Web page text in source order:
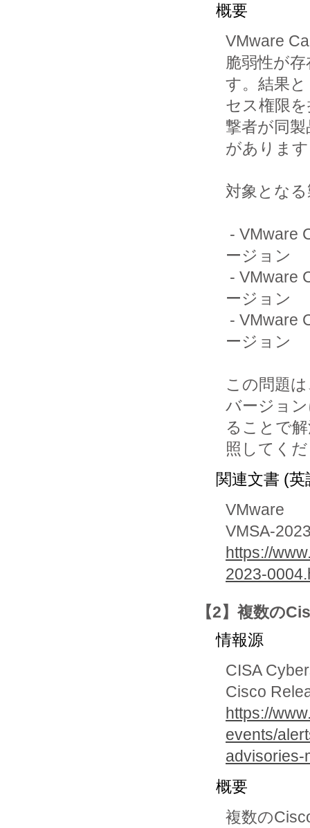
概要
VMware
脆弱性が
す。結果
セス権限
撃者が同
がありま
対象とな
ージョン
ージョン
ージョン
この問題
バージョ
ることで
関連文書 (英
VMware
VMSA-
https://
2023-
【2】複数の
情報源
CISA
Cisco
https://
events/
advisories-
概要
複数の